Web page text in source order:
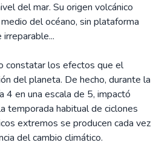
del mar. Su origen volcánico
del océano, sin plataforma
constatar los efectos que el
del planeta. De hecho, durante la
4 en una escala de 5, impactó
temporada habitual de ciclones
extremos se producen cada vez
del cambio climático.